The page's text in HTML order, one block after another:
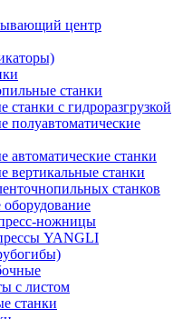
центр
станки
с гидроразгрузкой
полуавтоматические
автоматические станки
вертикальные станки
станков
ножницы
YANGLI
с листом
станки